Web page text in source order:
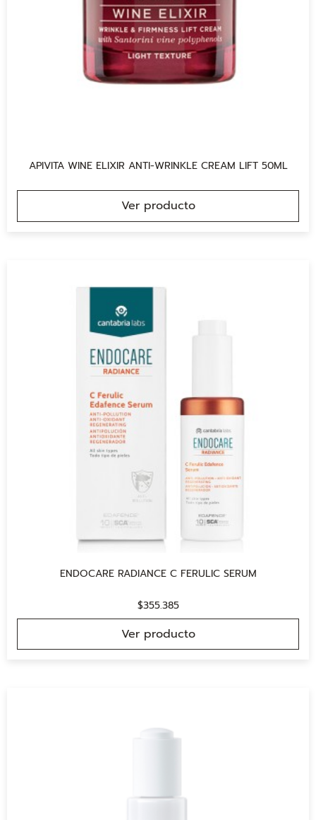
APIVITA WINE ELIXIR ANTI-WRINKLE CREAM LIFT 50ML
Ver producto
ENDOCARE RADIANCE C FERULIC SERUM
$355.385
Ver producto